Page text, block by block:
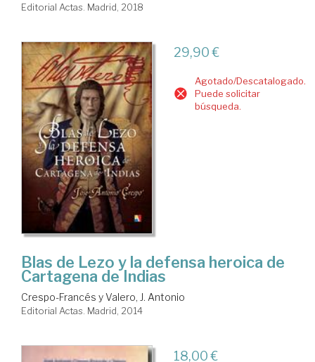
Editorial Actas. Madrid, 2018
29,90 €
Agotado/Descatalogado.
Puede solicitar
búsqueda.
Blas de Lezo y la defensa heroica de
Cartagena de Indias
Crespo-Francés y Valero, J. Antonio
Editorial Actas. Madrid, 2014
18,00 €